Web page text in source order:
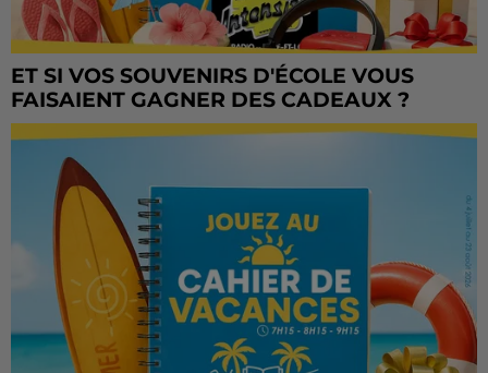
ET SI VOS SOUVENIRS D'ÉCOLE VOUS
FAISAIENT GAGNER DES CADEAUX ?